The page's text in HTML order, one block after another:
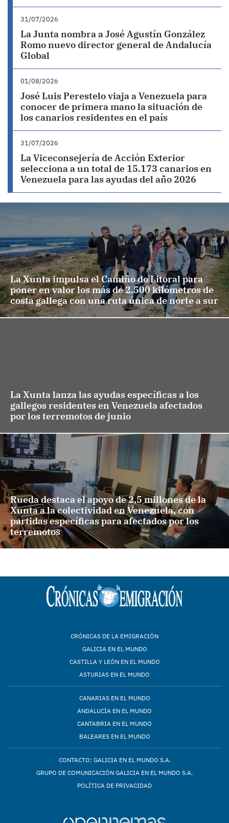
31/07/2026
La Junta nombra a José Agustín González
Romo nuevo director general de Andalucía
Global
01/08/2026
José Luis Perestelo viaja a Venezuela para
conocer de primera mano la situación de
los canarios residentes en el país
31/07/2026
La Viceconsejería de Acción Exterior
selecciona a un total de 15.173 canarios en
Venezuela para las ayudas del año 2026
La Xunta impulsa el Camiño do Litoral para
poner en valor los más de 2.500 kilómetros de
costa gallega con una ruta única de norte a sur
La Xunta lanza las ayudas específicas a los
gallegos residentes en Venezuela afectados
por los terremotos de junio
Rueda destaca el apoyo de 2,5 millones de la
Xunta a la colectividad en Venezuela, con
partidas específicas para afectados por los
terremotos
CRÓNICAS DE LA EMIGRACIÓN
GALICIA EN EL MUNDO
CASTILLA Y LEÓN EN EL MUNDO
ASTURIAS EN EL MUNDO
CANARIAS EN EL MUNDO
ANDALUCÍA EN EL MUNDO
CANTABRIA EN EL MUNDO
BALEARES EN EL MUNDO
CONTACTO: GALICIA EN EL MUNDO S.A.
GRUPO DE COMUNICACIÓN GALICIA EN EL MUNDO S.A.
POLÍTICA DE PRIVACIDAD